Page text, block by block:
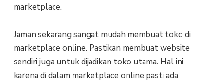
marketplace.
Jaman sekarang sangat mudah membuat toko di
marketplace online. Pastikan membuat website
sendiri juga untuk dijadikan toko utama. Hal ini
karena di dalam marketplace online pasti ada